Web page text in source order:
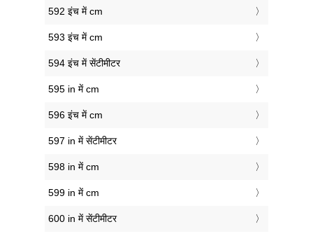
592 इंच में cm
593 इंच में cm
594 इंच में सेंटीमीटर
595 in में cm
596 इंच में cm
597 in में सेंटीमीटर
598 in में cm
599 in में cm
600 in में सेंटीमीटर